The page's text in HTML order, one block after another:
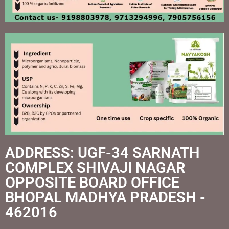
ADDRESS: UGF-34 SARNATH
COMPLEX SHIVAJI NAGAR
OPPOSITE BOARD OFFICE
BHOPAL MADHYA PRADESH -
462016